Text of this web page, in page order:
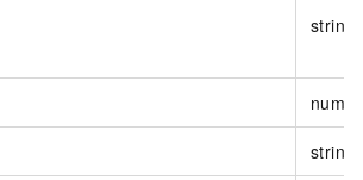
string
string